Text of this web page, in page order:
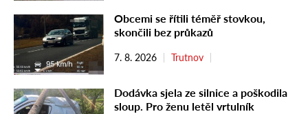
Obcemi se řítili téměř stovkou,
skončili bez průkazů
7. 8. 2026 Trutnov
Dodávka sjela ze silnice a poškodila
sloup. Pro ženu letěl vrtulník